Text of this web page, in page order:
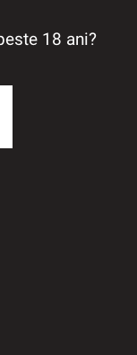
18 ani?